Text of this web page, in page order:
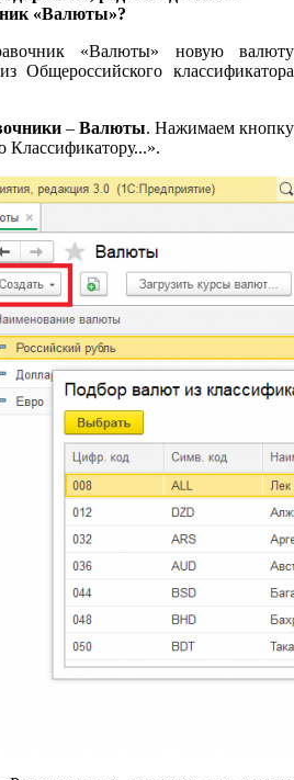
«Валюты»?
«Валюты» новую валюту
Общероссийского классификатора
– Валюты. Нажимаем кнопку
Классификатору...».